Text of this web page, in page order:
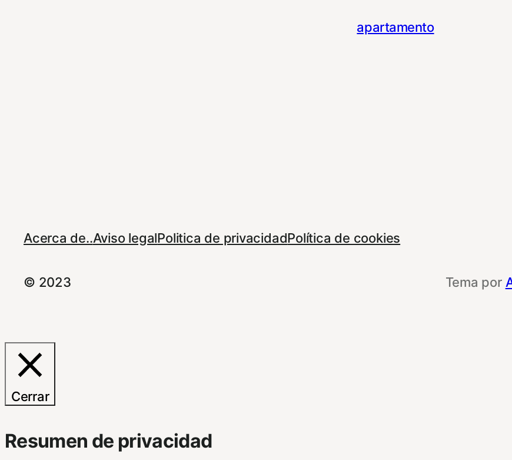
apartamento
Acerca de..Aviso legalPolitica de privacidadPolítica de cookies
© 2023 Tema por
Cerrar
Resumen de privacidad